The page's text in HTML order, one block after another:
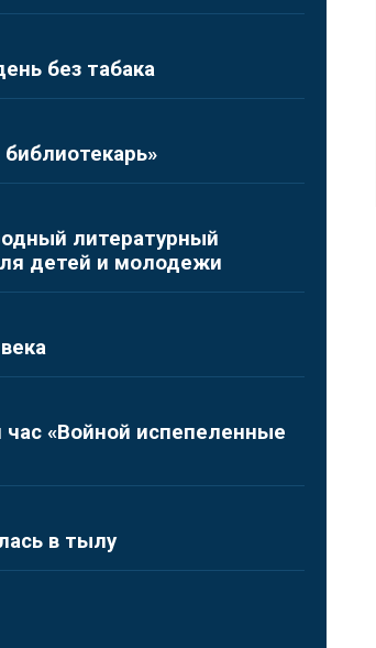
без табака
литературный
детей и молодежи
час «Войной испепеленные
в тылу